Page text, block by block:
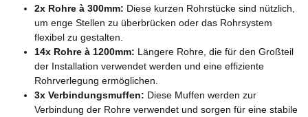
2x Rohre à 300mm: Diese kurzen Rohrstücke sind nützlich,
um enge Stellen zu überbrücken oder das Rohrsystem
flexibel zu gestalten.
14x Rohre à 1200mm: Längere Rohre, die für den Großteil
der Installation verwendet werden und eine effiziente
Rohrverlegung ermöglichen.
3x Verbindungsmuffen: Diese Muffen werden zur
Verbindung der Rohre verwendet und sorgen für eine stabile